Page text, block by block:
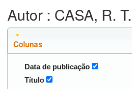
Autor : CASA, R. T.
Colunas
Data de publicação
Título